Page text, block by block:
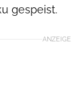
gespeist.
ANZEIGE